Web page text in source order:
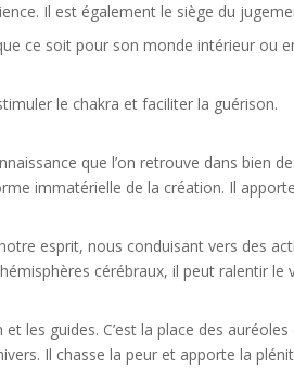
Il est également le siège du
ce soit pour son monde intérieur ou
le chakra et faciliter la guérison.
que l’on retrouve dans bien
immatérielle de la création. Il
esprit, nous conduisant vers des
cérébraux, il peut ralentir le
les guides. C’est la place des
Il chasse la peur et apporte la